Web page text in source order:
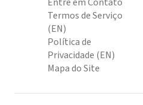
Termos de Serviço
(EN)
Política de
Privacidade (EN)
Mapa do Site